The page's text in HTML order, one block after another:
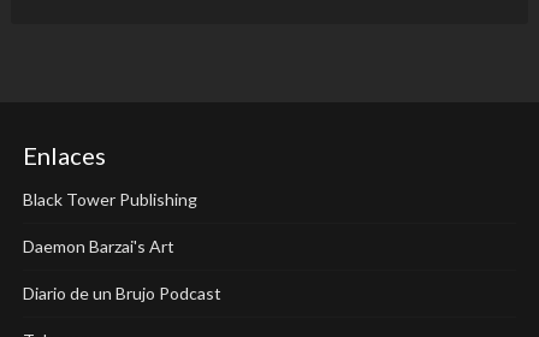
Enlaces
Black Tower Publishing
Daemon Barzai's Art
Diario de un Brujo Podcast